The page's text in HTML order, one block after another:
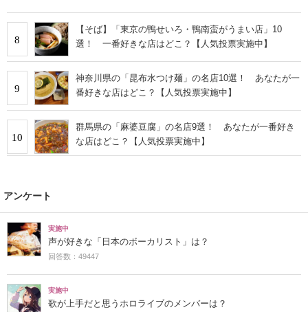
8
【そば】「東京の鴨せいろ・鴨南蛮がうまい店」10
選！ 一番好きな店はどこ？【人気投票実施中】
9
神奈川県の「昆布水つけ麺」の名店10選！ あなたが一
番好きな店はどこ？【人気投票実施中】
10
群馬県の「麻婆豆腐」の名店9選！ あなたが一番好き
な店はどこ？【人気投票実施中】
アンケート
実施中
声が好きな「日本のボーカリスト」は？
回答数：49447
実施中
歌が上手だと思うホロライブのメンバーは？